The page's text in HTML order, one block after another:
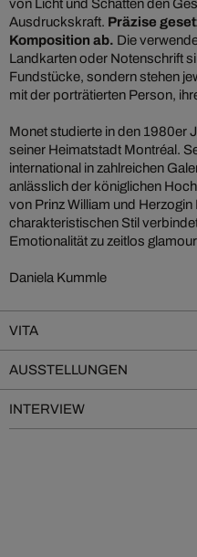
von Licht und Schatten den
Ausdruckskraft. Präzise
Komposition ab. Die
Landkarten oder Notenschrift
Fundstücke, sondern stehen
mit der porträtierten Person,
Monet studierte in den 1980er
seiner Heimatstadt Montréal.
international in zahlreichen
anlässlich der königlichen
von Prinz William und
charakteristischen Stil
Emotionalität zu zeitlos
Daniela Kummle
VITA
AUSSTELLUNGEN
INTERVIEW